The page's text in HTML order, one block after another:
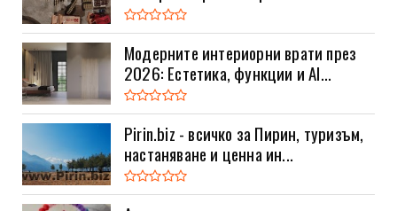
Модерните интериорни врати през
2026: Естетика, функции и AI...
Pirin.biz - всичко за Пирин, туризъм,
настаняване и ценна ин...